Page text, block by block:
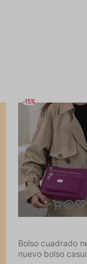
-15%
Bolso cuadrado
nuevo bolso